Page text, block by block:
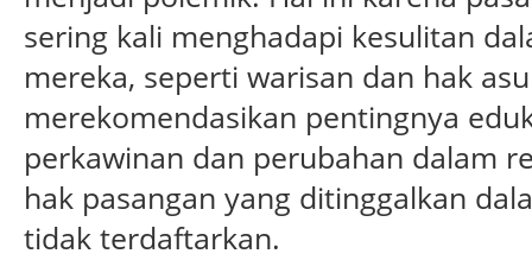
sering kali menghadapi kesulitan
mereka, seperti warisan dan hak
merekomendasikan pentingnya
perkawinan dan perubahan dalam
hak pasangan yang ditinggalkan
tidak terdaftarkan.